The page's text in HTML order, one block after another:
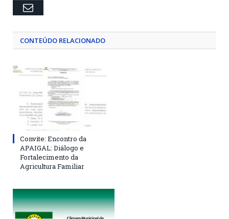
Email
CONTEÚDO RELACIONADO
Convite: Encontro da
APAIGAL: Diálogo e
Fortalecimento da
Agricultura Familiar